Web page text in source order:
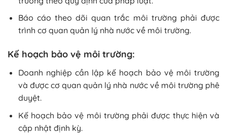
Báo cáo theo dõi quan trắc môi trường phải được
trình cơ quan quản lý nhà nước về môi trường.
Kế hoạch bảo vệ môi trường:
Doanh nghiệp cần lập kế hoạch bảo vệ môi trường
và được cơ quan quản lý nhà nước về môi trường phê
duyệt.
Kế hoạch bảo vệ môi trường phải được thực hiện và
cập nhật định kỳ.